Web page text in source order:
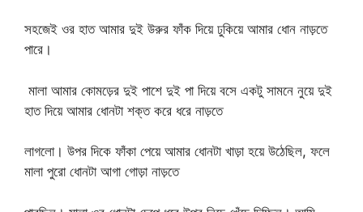
সহজেই ওর হাত আমার দুই উরুর ফাঁক দিয়ে ঢুকিয়ে আমার ধোন নাড়তে
পারে।
মালা আমার কোমড়ের দুই পাশে দুই পা দিয়ে বসে একটু সামনে নুয়ে দুই
হাত দিয়ে আমার ধোনটা শক্ত করে ধরে নাড়তে
লাগলো। উপর দিকে ফাঁকা পেয়ে আমার ধোনটা খাড়া হয়ে উঠেছিল, ফলে
মালা পুরো ধোনটা আগা গোড়া নাড়তে